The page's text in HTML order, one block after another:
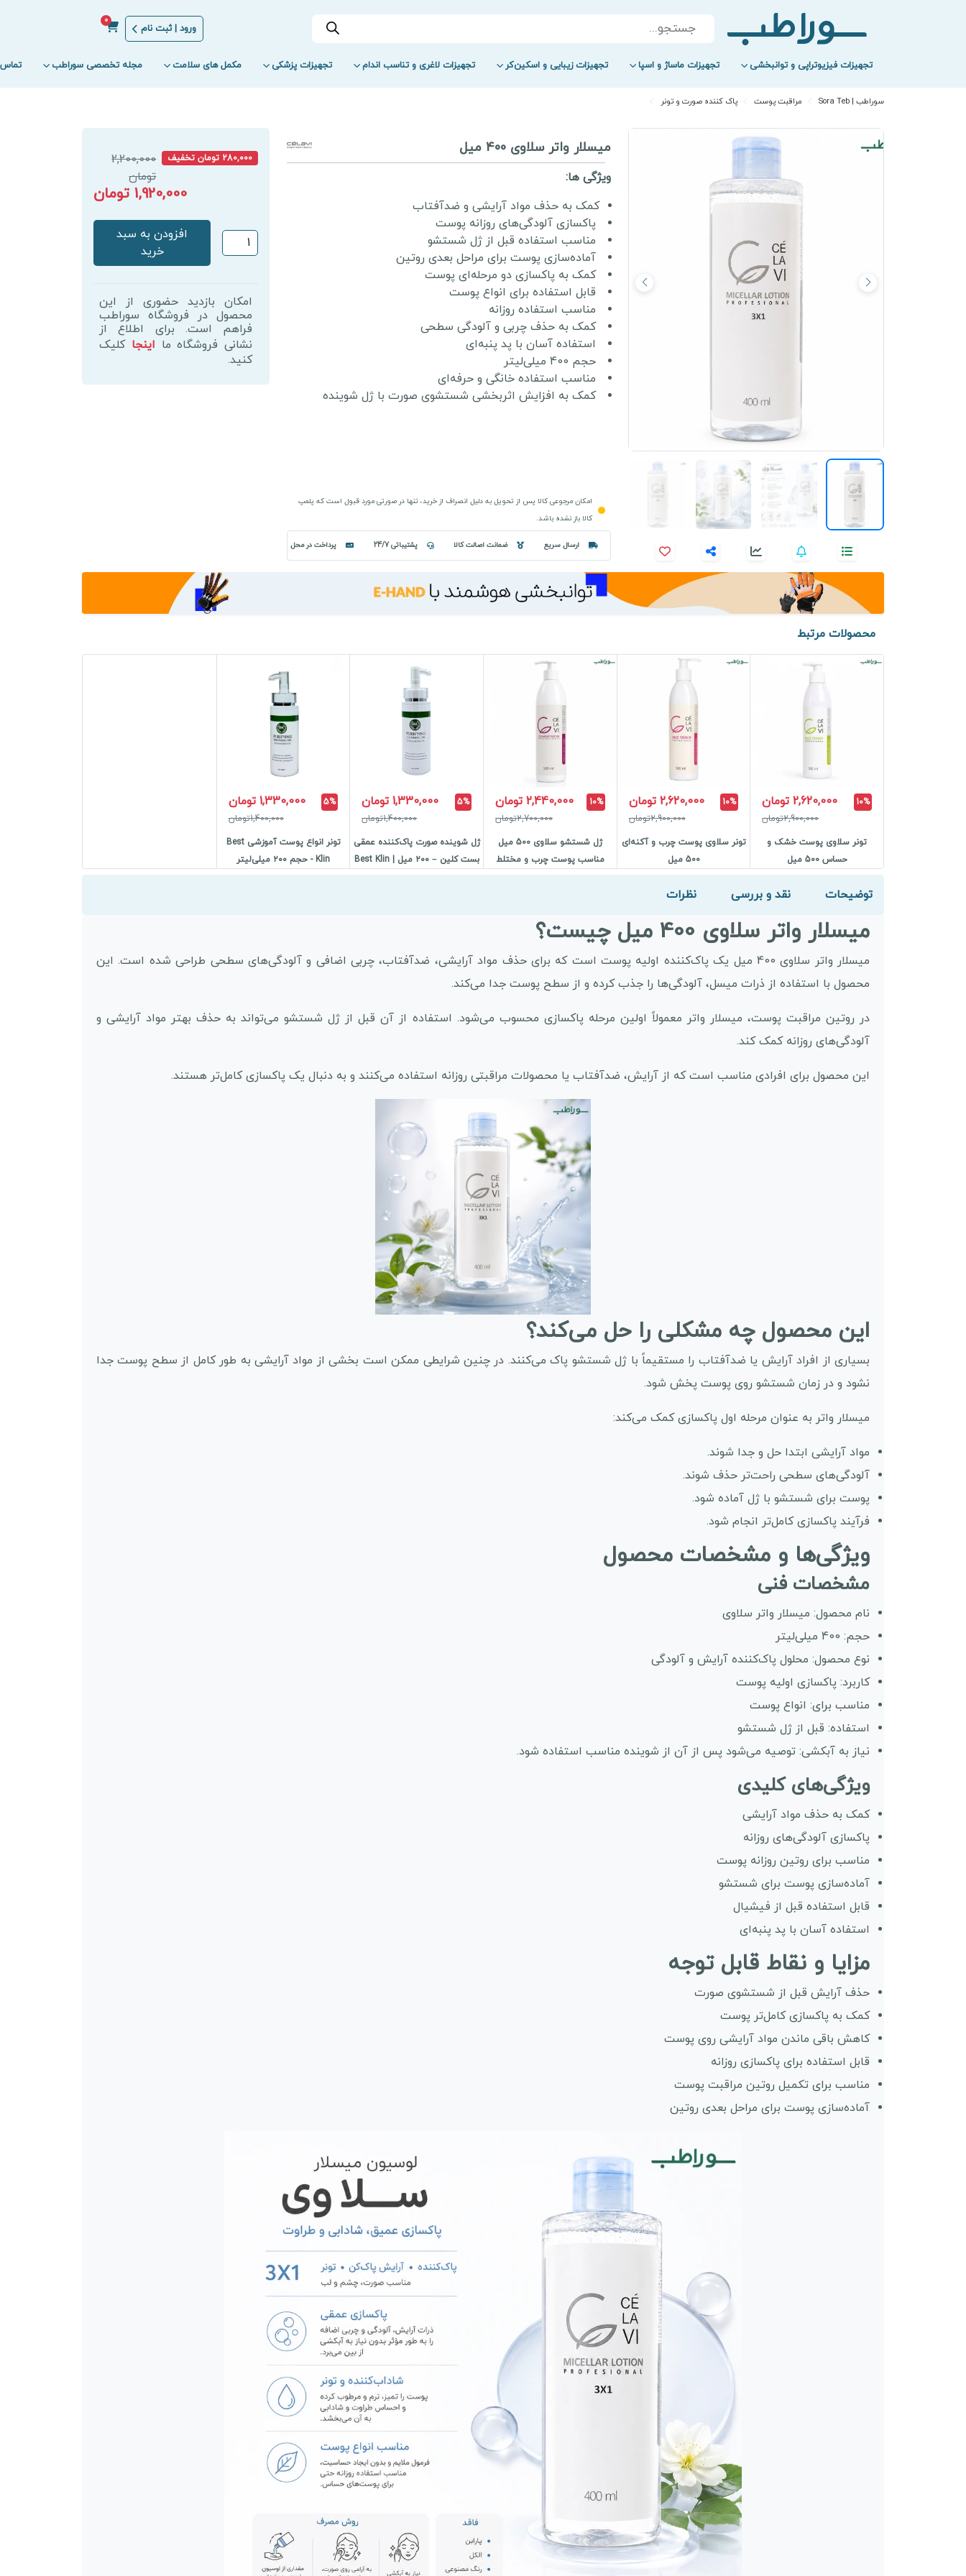
Products
search
ورود | ثبت نام
0
تجهیزات فیزیوتراپی و توانبخشی تجهیزات ماساژ و اسپا تجهیزات زیبایی و اسکین‌کر تجهیزات لاغری و تناسب اندام تجهیزات پزشکی مکمل های سلامت مجله تخصصی سوراطب تماس
سوراطب | Sora Teb مراقبت پوست پاک کننده صورت و تونر
میسلار واتر سلاوی 400 میل
ویژگی ها:
کمک به حذف مواد آرایشی و ضدآفتاب
پاکسازی آلودگی‌های روزانه پوست
مناسب استفاده قبل از ژل شستشو
آماده‌سازی پوست برای مراحل بعدی روتین
کمک به پاکسازی دو مرحله‌ای پوست
قابل استفاده برای انواع پوست
مناسب استفاده روزانه
کمک به حذف چربی و آلودگی سطحی
استفاده آسان با پد پنبه‌ای
حجم 400 میلی‌لیتر
مناسب استفاده خانگی و حرفه‌ای
کمک به افزایش اثربخشی شستشوی صورت با ژل شوینده
امکان مرجوعی کالا پس از تحویل به دلیل انصراف از خرید، تنها در صورتی مورد قبول است که پلمپ
کالا باز نشده باشد.
ارسال سریع ضمانت اصالت کالا پشتیباتی 24/7 پرداخت در محل
280,000 تومان تخفیف
2,200,000
تومان
1,920,000 تومان
میسلار
واتر
میل
عدد
افزودن به سبد
خرید
امکان بازدید حضوری از این
محصول در فروشگاه سوراطب
فراهم است. برای اطلاع از
نشانی فروشگاه ما اینجا کلیک
کنید.
محصولات مرتبط
10% 2,620,000 تومان
2,900,000تومان
تونر سلاوی پوست خشک و
حساس 500 میل
10% 2,620,000 تومان
2,900,000تومان
تونر سلاوی پوست چرب و آکنه‌ای
500 میل
10% 2,440,000 تومان
2,700,000تومان
ژل شستشو سلاوی 500 میل
مناسب پوست چرب و مختلط
5% 1,330,000 تومان
1,400,000تومان
ژل شوینده صورت پاک‌کننده عمقی
بست کلین – ۲۰۰ میل | Best Klin
5% 1,330,000 تومان
1,400,000تومان
تونر انواع پوست آموزشی Best
Klin - حجم ۲۰۰ میلی‌لیتر
توضیحات نقد و بررسی نظرات
میسلار واتر سلاوی 400 میل چیست؟
میسلار واتر سلاوی 400 میل یک پاک‌کننده اولیه پوست است که برای حذف مواد آرایشی، ضدآفتاب، چربی اضافی و آلودگی‌های سطحی طراحی شده است. این
محصول با استفاده از ذرات میسل، آلودگی‌ها را جذب کرده و از سطح پوست جدا می‌کند.
در روتین مراقبت پوست، میسلار واتر معمولاً اولین مرحله پاکسازی محسوب می‌شود. استفاده از آن قبل از ژل شستشو می‌تواند به حذف بهتر مواد آرایشی و
آلودگی‌های روزانه کمک کند.
این محصول برای افرادی مناسب است که از آرایش، ضدآفتاب یا محصولات مراقبتی روزانه استفاده می‌کنند و به دنبال یک پاکسازی کامل‌تر هستند.
این محصول چه مشکلی را حل می‌کند؟
بسیاری از افراد آرایش یا ضدآفتاب را مستقیماً با ژل شستشو پاک می‌کنند. در چنین شرایطی ممکن است بخشی از مواد آرایشی به طور کامل از سطح پوست جدا
نشود و در زمان شستشو روی پوست پخش شود.
میسلار واتر به عنوان مرحله اول پاکسازی کمک می‌کند:
مواد آرایشی ابتدا حل و جدا شوند.
آلودگی‌های سطحی راحت‌تر حذف شوند.
پوست برای شستشو با ژل آماده شود.
فرآیند پاکسازی کامل‌تر انجام شود.
ویژگی‌ها و مشخصات محصول
مشخصات فنی
نام محصول: میسلار واتر سلاوی
حجم: 400 میلی‌لیتر
نوع محصول: محلول پاک‌کننده آرایش و آلودگی
کاربرد: پاکسازی اولیه پوست
مناسب برای: انواع پوست
استفاده: قبل از ژل شستشو
نیاز به آبکشی: توصیه می‌شود پس از آن از شوینده مناسب استفاده شود.
ویژگی‌های کلیدی
کمک به حذف مواد آرایشی
پاکسازی آلودگی‌های روزانه
مناسب برای روتین روزانه پوست
آماده‌سازی پوست برای شستشو
قابل استفاده قبل از فیشیال
استفاده آسان با پد پنبه‌ای
مزایا و نقاط قابل توجه
حذف آرایش قبل از شستشوی صورت
کمک به پاکسازی کامل‌تر پوست
کاهش باقی ماندن مواد آرایشی روی پوست
قابل استفاده برای پاکسازی روزانه
مناسب برای تکمیل روتین مراقبت پوست
آماده‌سازی پوست برای مراحل بعدی روتین